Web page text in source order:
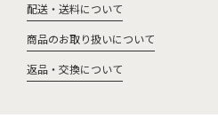
配送・送料について
商品のお取り扱いについて
返品・交換について